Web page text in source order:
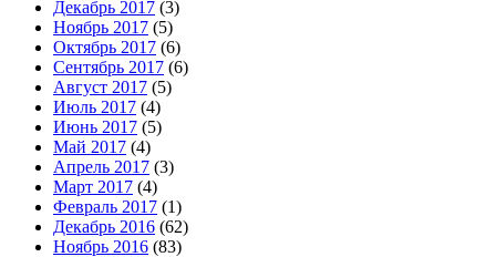
Декабрь 2017 (3)
Ноябрь 2017 (5)
Октябрь 2017 (6)
Сентябрь 2017 (6)
Август 2017 (5)
Июль 2017 (4)
Июнь 2017 (5)
Май 2017 (4)
Апрель 2017 (3)
Март 2017 (4)
Февраль 2017 (1)
Декабрь 2016 (62)
Ноябрь 2016 (83)